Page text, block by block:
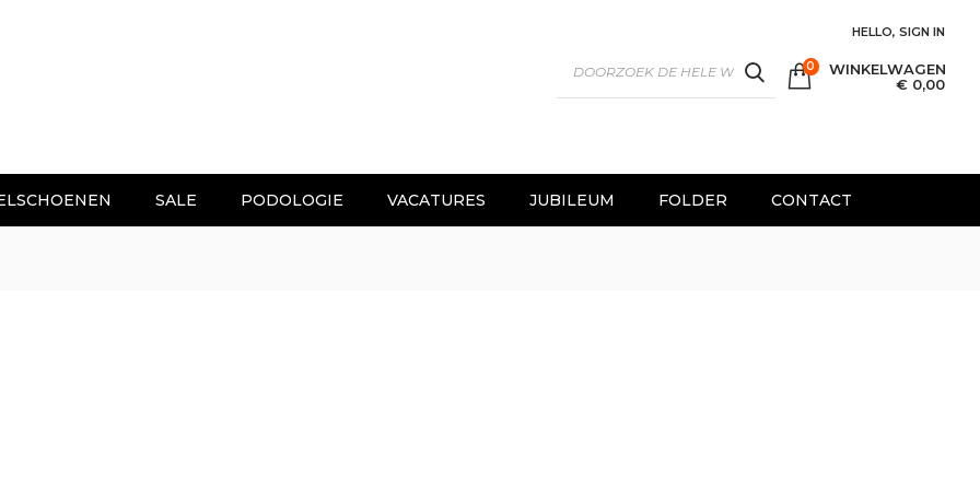
HELLO, SIGN IN
SEARCH WINKELWAGEN
€ 0,00
0
SALE PODOLOGIE VACATURES JUBILEUM FOLDER CONTACT